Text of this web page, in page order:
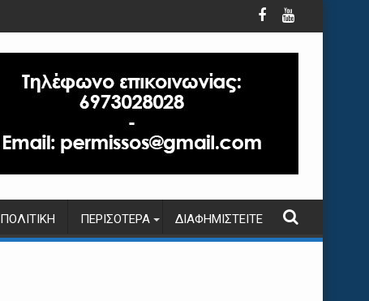
ΠΟΛΙΤΙΚΉ ΠΕΡΙΣΌΤΕΡΑ ΔΙΑΦΗΜΙΣΤΕΊΤΕ